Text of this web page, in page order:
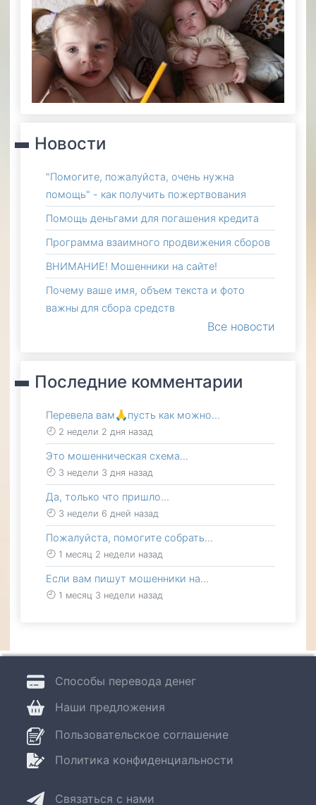
Новости
"Помогите, пожалуйста, очень нужна
помощь" - как получить пожертвования
Помощь деньгами для погашения кредита
Программа взаимного продвижения сборов
ВНИМАНИЕ! Мошенники на сайте!
Почему ваше имя, объем текста и фото
важны для сбора средств
Все новости
Последние комментарии
Перевела вам🙏пусть как можно…
2 недели 2 дня назад
Это мошенническая схема…
3 недели 3 дня назад
Да, только что пришло…
3 недели 6 дней назад
Пожалуйста, помогите собрать…
1 месяц 2 недели назад
Если вам пишут мошенники на…
1 месяц 3 недели назад
Связаться с нами
Пользовательское соглашение
Политика конфиденциальности
Способы перевода денег
Наши предложения